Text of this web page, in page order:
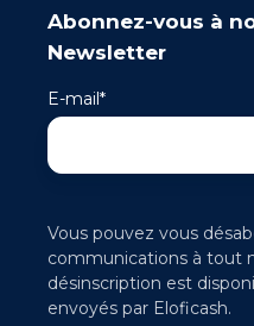
Abonnez-vous à
Newsletter
E-mail*
Vous pouvez vous
communications à tout
désinscription est
envoyés par Eloficash.